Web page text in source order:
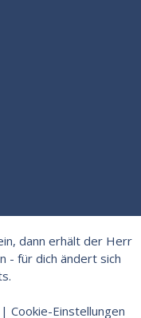
dann erhält der Herr
- für dich ändert sich
Cookie-Einstellungen